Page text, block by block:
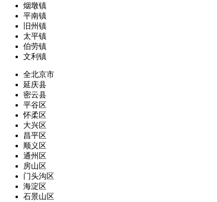
烟墩镇
平南镇
旧州镇
太平镇
伯劳镇
文利镇
全北京市
延庆县
密云县
平谷区
怀柔区
大兴区
昌平区
顺义区
通州区
房山区
门头沟区
海淀区
石景山区